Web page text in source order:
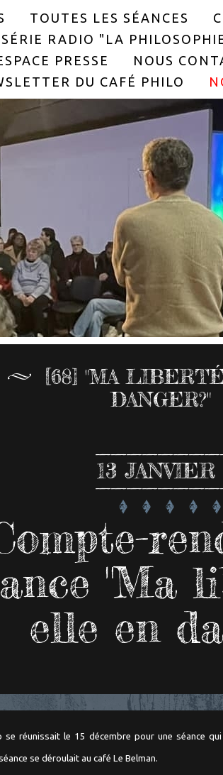
TOUTES LES SÉANCES
SÉRIE RADIO "LA
PRESSE
NOUS
DU CAFÉ PHILO
[68] "MA
DANGER?"
13 JANVIER
"Ma
elle en
se réunissait le 15 décembre pour une séance
se déroulait au café Le Belman.